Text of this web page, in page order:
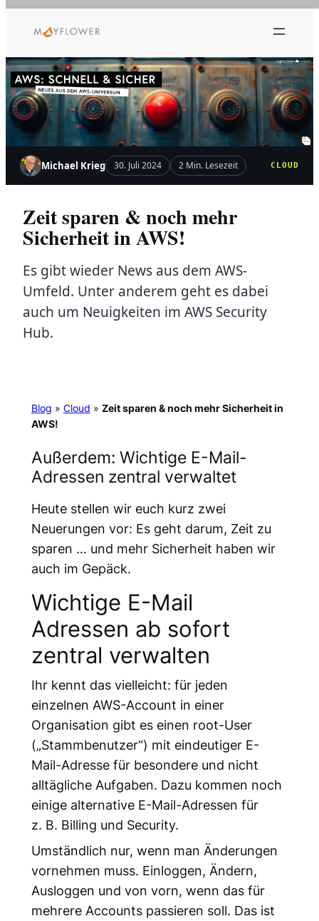
Inhalt
Michael Krieg 30. Juli 2024 2 Min. Lesezeit CLOUD
Zeit sparen & noch mehr
Sicherheit in AWS!
Es gibt wieder News aus dem AWS-
Umfeld. Unter anderem geht es dabei
auch um Neuigkeiten im AWS Security
Hub.
Blog » Cloud » Zeit sparen & noch mehr Sicherheit in
AWS!
Außerdem: Wichtige E-Mail-
Adressen zentral verwaltet
Heute stellen wir euch kurz zwei
Neuerungen vor: Es geht darum, Zeit zu
sparen … und mehr Sicherheit haben wir
auch im Gepäck.
Wichtige E-Mail
Adressen ab sofort
zentral verwalten
Ihr kennt das vielleicht: für jeden
einzelnen AWS-Account in einer
Organisation gibt es einen root-User
(„Stammbenutzer“) mit eindeutiger E-
Mail-Adresse für besondere und nicht
alltägliche Aufgaben. Dazu kommen noch
einige alternative E-Mail-Adressen für
z. B. Billing und Security.
Umständlich nur, wenn man Änderungen
vornehmen muss. Einloggen, Ändern,
Ausloggen und von vorn, wenn das für
mehrere Accounts passieren soll. Das ist